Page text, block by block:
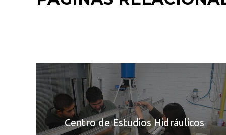
Centro de Estudios Hidráulicos